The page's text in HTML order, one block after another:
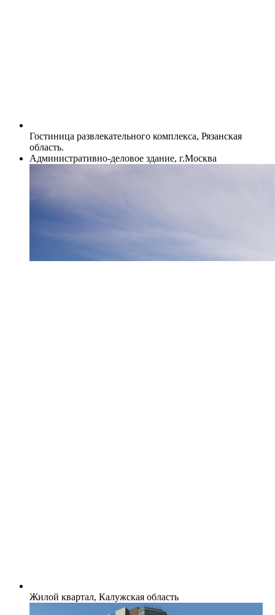
Гостиница развлекательного комплекса, Рязанская
область.
Административно-деловое здание, г.Москва
Жилой квартал, Калужская область